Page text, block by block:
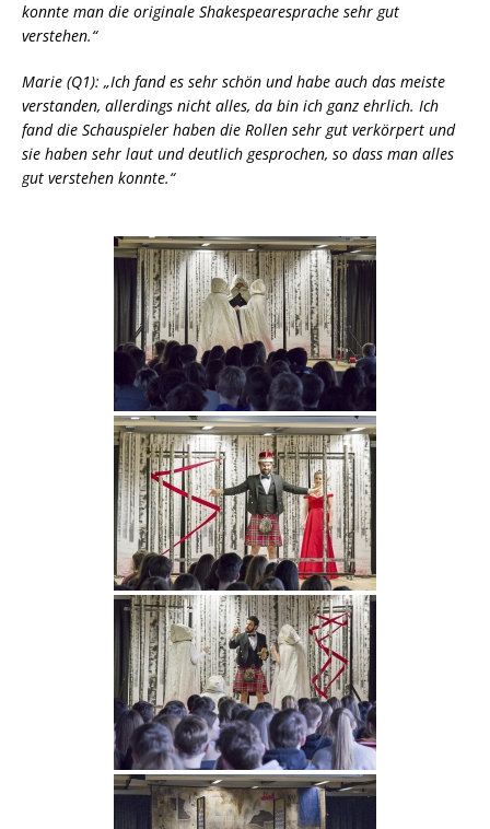
konnte man die originale Shakespearesprache sehr gut
verstehen.“
Marie (Q1): „Ich fand es sehr schön und habe auch das meiste
verstanden, allerdings nicht alles, da bin ich ganz ehrlich. Ich
fand die Schauspieler haben die Rollen sehr gut verkörpert und
sie haben sehr laut und deutlich gesprochen, so dass man alles
gut verstehen konnte.“